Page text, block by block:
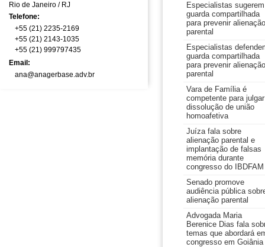
Rio de Janeiro / RJ
Telefone:
+55 (21) 2235-2169
+55 (21) 2143-1035
+55 (21) 999797435
Email:
ana@anagerbase.adv.br
Especialistas sugerem
guarda compartilhada
para prevenir alienação
parental
Especialistas
guarda compartilhada
para prevenir alienação
parental
Vara de Família é
competente para julgar
dissolução de união
homoafetiva
Juíza fala sobre
alienação parental e
implantação de falsas
memória durante
congresso do IBDFAM
Senado promove
audiência pública
alienação parental
Advogada Maria
Berenice Dias fala
temas que abordará
congresso em Goiânia